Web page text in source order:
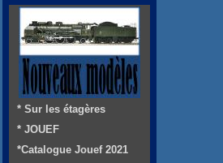
* Sur les étagères
* JOUEF
*Catalogue Jouef 2021